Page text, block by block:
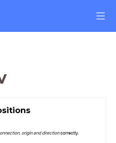
origin and directioncorrectly.